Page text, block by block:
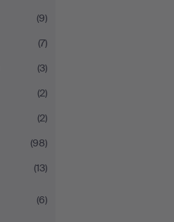
(9)
(7)
(3)
(2)
(2)
(98)
(13)
(6)